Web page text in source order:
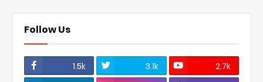
Follow Us
1.5k 3.1k
2.7k